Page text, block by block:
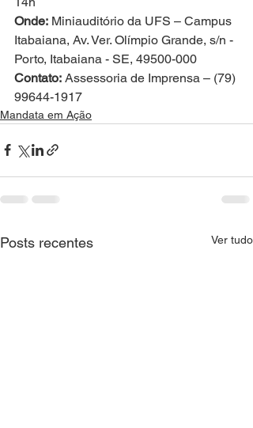
Onde: Miniauditório da UFS – Campus
Itabaiana, Av. Ver. Olímpio Grande, s/n -
Porto, Itabaiana - SE, 49500-000
Contato: Assessoria de Imprensa – (79)
99644-1917
Mandata em Ação
Posts recentes Ver tudo